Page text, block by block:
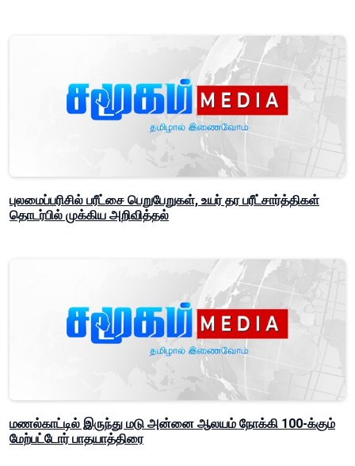
புலமைப்பரிசில் பரீட்சை பெறுபேறுகள், உயர் தர பரீட்சார்த்திகள்
தொடர்பில் முக்கிய அறிவித்தல்
மணல்காட்டில் இருந்து மடு அன்னை ஆலயம் நோக்கி 100-க்கும்
மேற்பட்டோர் பாதயாத்திரை